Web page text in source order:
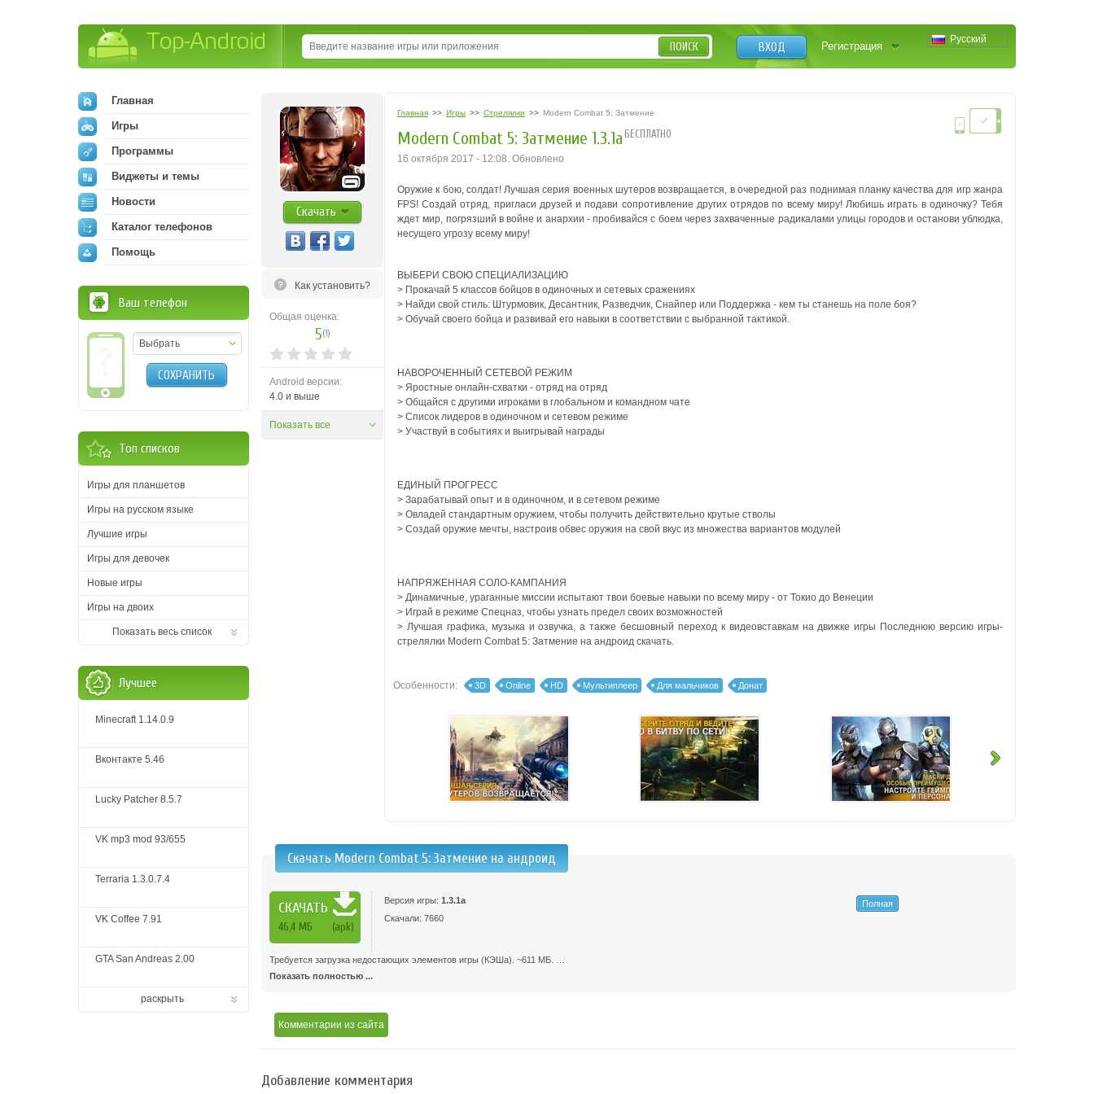
Русский
ВХОД Регистрация
ПОИСК
Скачать
Как установить?
Общая оценка:
5(1)
Android версии:
4.0 и выше
Показать все
Главная >> Игры >> Стрелялки >> Modern Combat 5: Затмение
Modern Combat 5: Затмение 1.3.1а БЕСПЛАТНО
16 октября 2017 - 12:08. Обновлено
Оружие к бою, солдат! Лучшая серия военных шутеров возвращается, в очередной раз поднимая планку качества для игр жанра
FPS! Создай отряд, пригласи друзей и подави сопротивление других отрядов по всему миру!Любишь играть в одиночку? Тебя
ждет мир, погрязший в войне и анархии - пробивайся с боем через захваченные радикалами улицы городов и останови ублюдка,
несущего угрозу всему миру!
ВЫБЕРИ СВОЮ СПЕЦИАЛИЗАЦИЮ
> Прокачай 5 классов бойцов в одиночных и сетевых сражениях
> Найди свой стиль: Штурмовик, Десантник, Разведчик, Снайпер или Поддержка - кем ты станешь на поле боя?
> Обучай своего бойца и развивай его навыки в соответствии с выбранной тактикой.
НАВОРОЧЕННЫЙ СЕТЕВОЙ РЕЖИМ
> Яростные онлайн-схватки - отряд на отряд
> Общайся с другими игроками в глобальном и командном чате
> Список лидеров в одиночном и сетевом режиме
> Участвуй в событиях и выигрывай награды
ЕДИНЫЙ ПРОГРЕСС
> Зарабатывай опыт и в одиночном, и в сетевом режиме
> Овладей стандартным оружием, чтобы получить действительно крутые стволы
> Создай оружие мечты, настроив обвес оружия на свой вкус из множества вариантов модулей
НАПРЯЖЕННАЯ СОЛО-КАМПАНИЯ
> Динамичные, ураганные миссии испытают твои боевые навыки по всему миру - от Токио до Венеции
> Играй в режиме Спецназ, чтобы узнать предел своих возможностей
> Лучшая графика, музыка и озвучка, а также бесшовный переход к видеовставкам на движке игры Последнюю версию игры-
стрелялки Modern Combat 5: Затмение на андроид скачать.
Особенности: 3D Online HD Мультиплеер Для мальчиков Донат
Скачать Modern Combat 5: Затмение на андроид
СКАЧАТЬ
46,4 MБ (apk)
Версия игры: 1.3.1а
Скачали: 7660
Полная
Требуется загрузка недостающих элементов игры (КЭШа). ~611 МБ. …
Показать полностью ...
Комментарии из сайта
Добавление комментария
Главная
Игры
Программы
Виджеты и темы
Новости
Каталог телефонов
Помощь
Ваш телефон
Выбрать
СОХРАНИТЬ
Топ списков
Игры для планшетов
Игры на русском языке
Лучшие игры
Игры для девочек
Новые игры
Игры на двоих
Показать весь список
Лучшее
Minecraft 1.14.0.9
Вконтакте 5.46
Lucky Patcher 8.5.7
VK mp3 mod 93/655
Terraria 1.3.0.7.4
VK Coffee 7.91
GTA San Andreas 2.00
раскрыть